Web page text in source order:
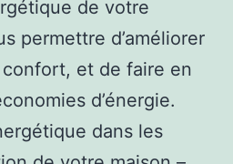
de votre
permettre d’améliorer
et de faire en
d’énergie.
dans les